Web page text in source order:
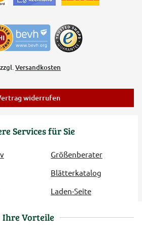
Services für Sie
Größenberater
Blätterkatalog
Laden-Seite
Versandkosten
widerrufen
Ihre Vorteile